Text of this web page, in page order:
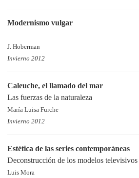
Modernismo vulgar
J. Hoberman
Invierno 2012
Caleuche, el llamado del mar
Las fuerzas de la naturaleza
María Luisa Furche
Invierno 2012
Estética de las series contemporáneas
Deconstrucción de los modelos televisivos
Luis Mora